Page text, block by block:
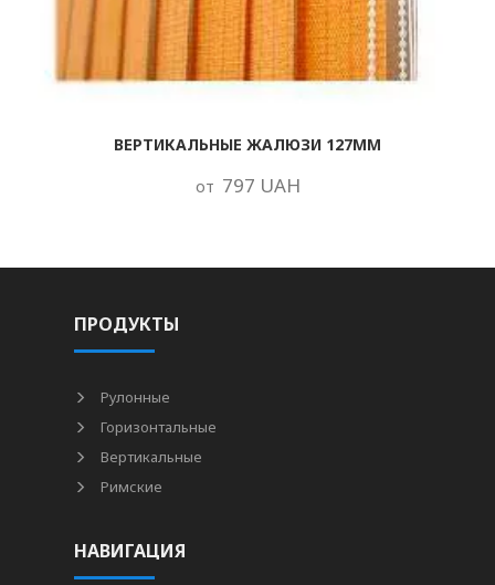
ВЕРТИКАЛЬНЫЕ ЖАЛЮЗИ 127ММ
от 797 UAH
ПРОДУКТЫ
Рулонные
Горизонтальные
Вертикальные
Римские
НАВИГАЦИЯ